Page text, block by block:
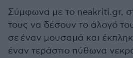
Σύμφωνα με το neakriti.gr,
τους να δέσουν το άλογό
σε έναν μουσαμά και
έναν τεράστιο πύθωνα